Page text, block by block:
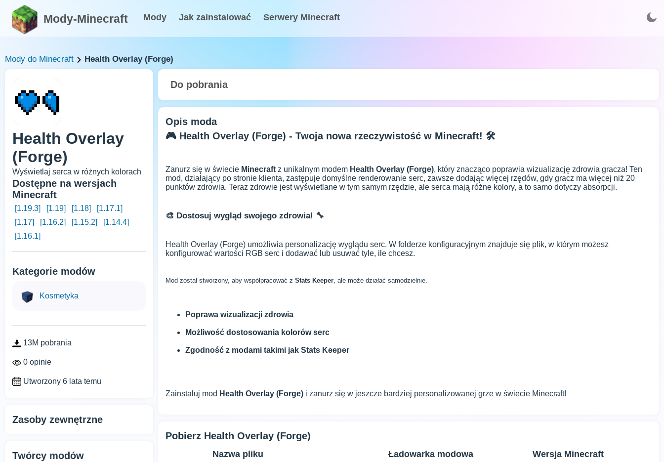
Mody-Minecraft Mody Jak zainstalować Serwery Minecraft
Mody do Minecraft Health Overlay (Forge)
Health Overlay
(Forge)
Wyświetlaj serca w różnych kolorach
Dostępne na wersjach
Minecraft
[1.19.3] [1.19] [1.18]
[1.17.1]
[1.17]
[1.16.2] [1.15.2]
[1.14.4]
[1.16.1]
Kategorie modów
Kosmetyka
13M pobrania
0 opinie
Utworzony 6 lata temu
Zasoby zewnętrzne
Twórcy modów
Do pobrania
Opis moda
🎮 Health Overlay (Forge) - Twoja nowa rzeczywistość w Minecraft! 🛠️
Zanurz się w świecie Minecraft z unikalnym modem Health Overlay (Forge), który znacząco poprawia wizualizację zdrowia gracza! Ten
mod, działający po stronie klienta, zastępuje domyślne renderowanie serc, zawsze dodając więcej rzędów, gdy gracz ma więcej niż 20
punktów zdrowia. Teraz zdrowie jest wyświetlane w tym samym rzędzie, ale serca mają różne kolory, a to samo dotyczy absorpcji.
🎨 Dostosuj wygląd swojego zdrowia! 🔧
Health Overlay (Forge) umożliwia personalizację wyglądu serc. W folderze konfiguracyjnym znajduje się plik, w którym możesz
konfigurować wartości RGB serc i dodawać lub usuwać tyle, ile chcesz.
Mod został stworzony, aby współpracować z Stats Keeper, ale może działać samodzielnie.
Poprawa wizualizacji zdrowia
Możliwość dostosowania kolorów serc
Zgodność z modami takimi jak Stats Keeper
Zainstaluj mod Health Overlay (Forge) i zanurz się w jeszcze bardziej personalizowanej grze w świecie Minecraft!
Pobierz Health Overlay (Forge)
Nazwa pliku Ładowarka modowa Wersja Minecraft